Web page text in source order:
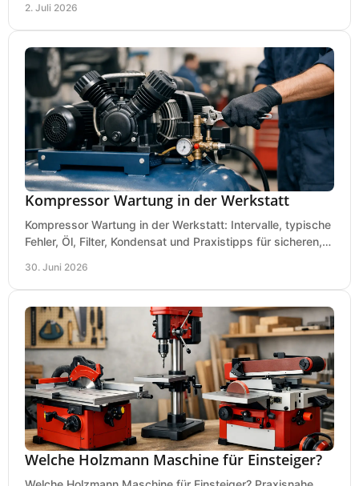
2. Juli 2026
Kompressor Wartung in der Werkstatt
Kompressor Wartung in der Werkstatt: Intervalle, typische
Fehler, Öl, Filter, Kondensat und Praxistipps für sicheren,
30. Juni 2026
Welche Holzmann Maschine für Einsteiger?